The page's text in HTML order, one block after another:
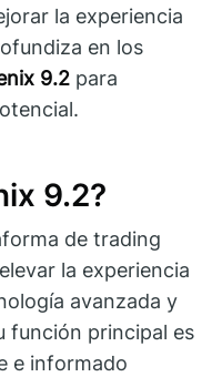
la experiencia
en los
9.2 para
9.2?
de trading
la experiencia
avanzada y
función principal es
e informado